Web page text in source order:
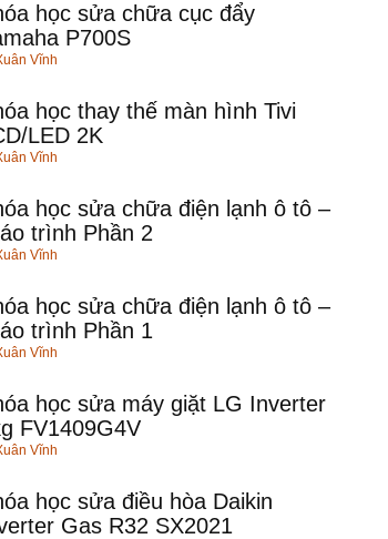
học sửa chữa cục đẩy
P700S
Vĩnh
học thay thế màn hình Tivi
LED 2K
Vĩnh
học sửa chữa điện lạnh ô tô –
trình Phần 2
Vĩnh
học sửa chữa điện lạnh ô tô –
trình Phần 1
Vĩnh
học sửa máy giặt LG Inverter
FV1409G4V
Vĩnh
học sửa điều hòa Daikin
Gas R32 SX2021